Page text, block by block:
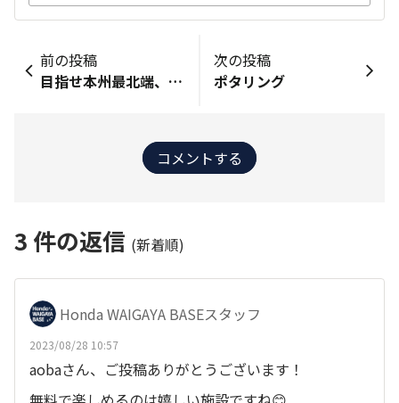
前の投稿
目指せ本州最北端、青森県大間崎！バイク一人旅
次の投稿
ポタリング
コメントする
3 件の返信 (新着順)
Honda WAIGAYA BASEスタッフ
2023/08/28 10:57
aobaさん、ご投稿ありがとうございます！